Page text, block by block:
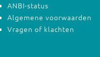
ANBI-status
Algemene voorwaarden
Vragen of klachten